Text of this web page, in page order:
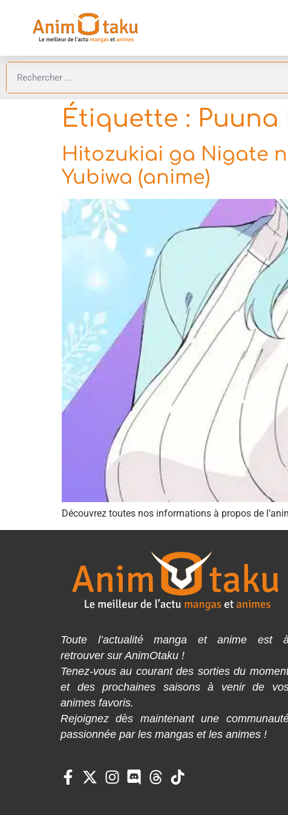
Étiquette : Puuna
Hitozukiai ga Nigate
Yubiwa (anime)
Découvrez toutes nos informations à propos de
Toute l’actualité manga et anime est à
retrouver sur AnimOtaku !
Tenez-vous au courant des sorties du
et des prochaines saisons à venir de
animes favoris.
Rejoignez dès maintenant une
passionnée par les mangas et les animes !